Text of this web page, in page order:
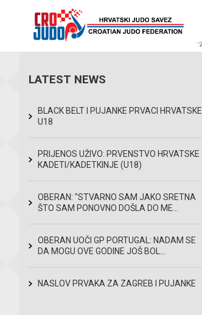
LATEST NEWS
BLACK BELT I PUJANKE PRVACI HRVATSKE
U18
PRIJENOS UŽIVO: PRVENSTVO HRVATSKE
KADETI/KADETKINJE (U18)
OBERAN: "STVARNO SAM JAKO SRETNA
ŠTO SAM PONOVNO DOŠLA DO ME...
OBERAN UOČI GP PORTUGAL: NADAM SE
DA MOGU OVE GODINE JOŠ BOL...
NASLOV PRVAKA ZA ZAGREB I PUJANKE